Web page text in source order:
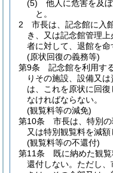
(5)
他人に危害を及
と。
2
市長は、記念館に入
き、又は記念館管理
者に対して、退館を命
(原状回復の義務等)
第9条
記念館を利用す
りその施設、設備又
は、これを原状に回
なければならない。
(観覧料等の減免)
第10条
市長は、特別
又は特別観覧料を減額
(観覧料等の不還付)
第11条
既に納めた観
還付しない。 ただし、